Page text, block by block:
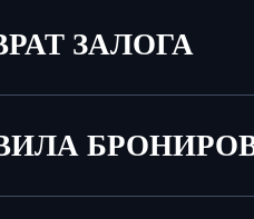
ЗАЛОГА